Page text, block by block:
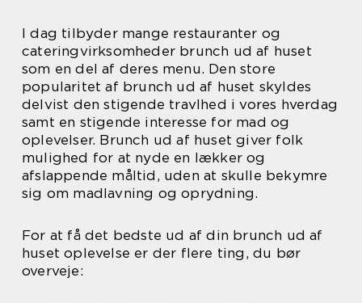
I dag tilbyder mange restauranter og
cateringvirksomheder brunch ud af huset
som en del af deres menu. Den store
popularitet af brunch ud af huset skyldes
delvist den stigende travlhed i vores hverdag
samt en stigende interesse for mad og
oplevelser. Brunch ud af huset giver folk
mulighed for at nyde en lækker og
afslappende måltid, uden at skulle bekymre
sig om madlavning og oprydning.
For at få det bedste ud af din brunch ud af
huset oplevelse er der flere ting, du bør
overveje: